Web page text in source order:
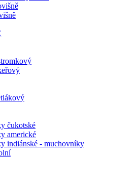
čukotské
americké
indiánské - muchovníky